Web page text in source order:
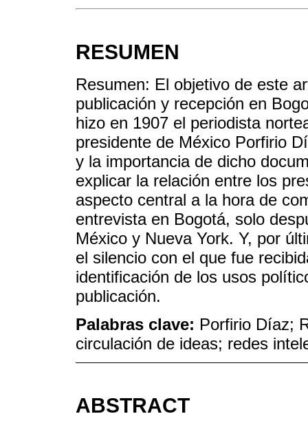
RESUMEN
Resumen: El objetivo de este
publicación y recepción en
hizo en 1907 el periodista
presidente de México Porfirio
y la importancia de dicho
explicar la relación entre los
aspecto central a la hora de
entrevista en Bogotá, solo
México y Nueva York. Y, por
el silencio con el que fue
identificación de los usos
publicación.
Palabras clave: Porfirio Díaz;
circulación de ideas; redes
ABSTRACT